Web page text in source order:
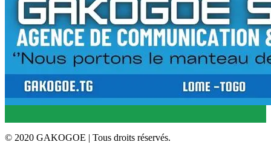
© 2020 GAKOGOE | Tous droits réservés.